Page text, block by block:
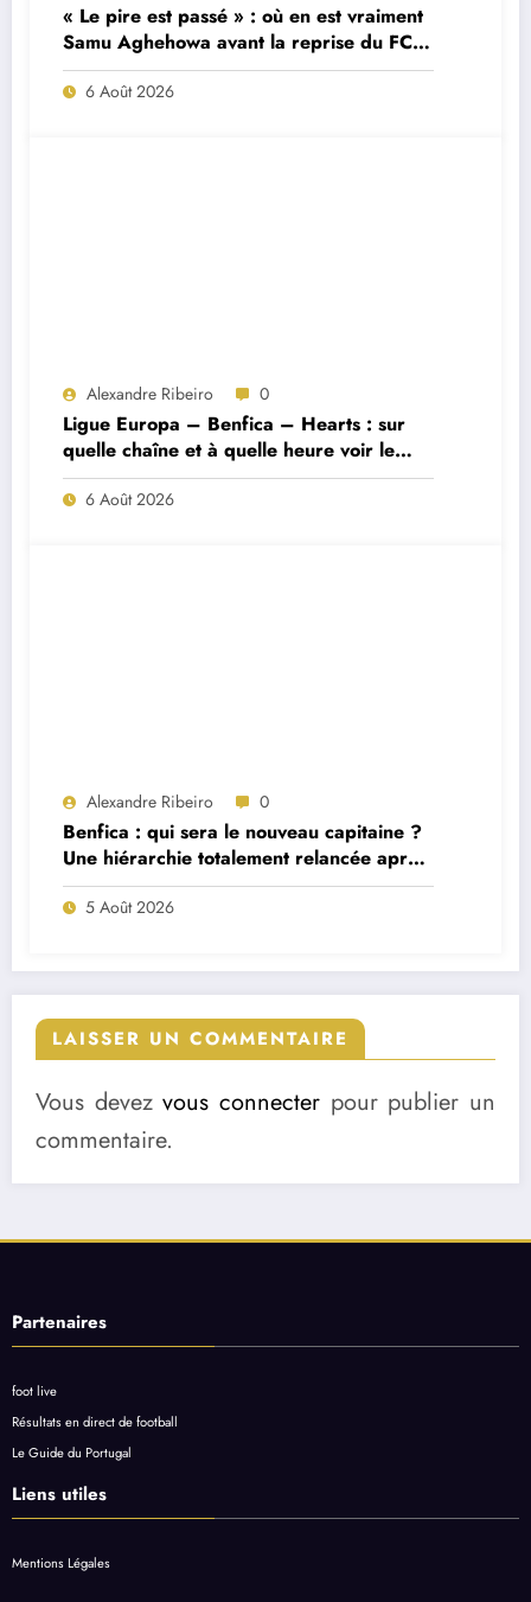
« Le pire est passé » : où en est vraiment
Samu Aghehowa avant la reprise du FC
Porto ?
6 Août 2026
Alexandre Ribeiro 0
Ligue Europa – Benfica – Hearts : sur
quelle chaîne et à quelle heure voir le
match ?
6 Août 2026
Alexandre Ribeiro 0
Benfica : qui sera le nouveau capitaine ?
Une hiérarchie totalement relancée après
deux départs majeurs
5 Août 2026
LAISSER UN COMMENTAIRE
Vous devezvous connecter pour publier un
commentaire.
Partenaires
foot live
Résultats en direct de football
Le Guide du Portugal
Liens utiles
Mentions Légales